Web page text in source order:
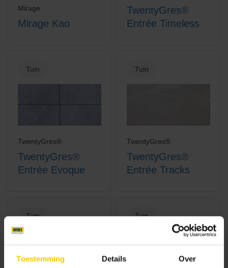
Toestemming Details Over
Mirage
Mirage Kao
TwentyGres®
Entrée Timeless
Tuin
TwentyGres®
TwentyGres®
Entrée Evoque
Tuin
TwentyGres®
TwentyGres®
Entrée Tracks
Tuin Tuin